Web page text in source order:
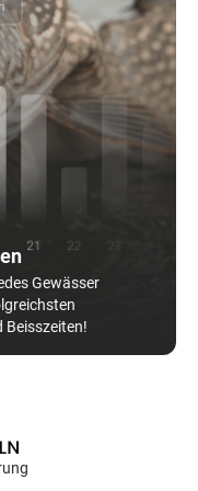
Gewässer
Beisszeiten!